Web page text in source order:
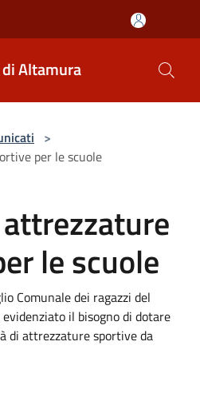
Altamura
>
per le scuole
le scuole
Comunale dei ragazzi del
il bisogno di dotare
di attrezzature sportive da